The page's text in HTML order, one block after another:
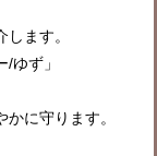
ます。
ゆず」
に守ります。